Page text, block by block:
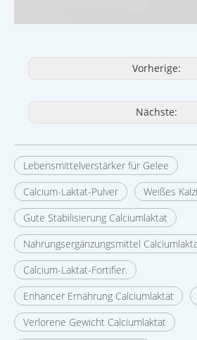
Vorherige:
Nächste:
Lebensmittelverstärker für Gelee
Calcium-Laktat-Pulver
Weißes
Gute Stabilisierung Calciumlaktat
Nahrungsergänzungsmittel
Calcium-Laktat-Fortifier.
Enhancer Ernährung Calciumlaktat
Verlorene Gewicht Calciumlaktat